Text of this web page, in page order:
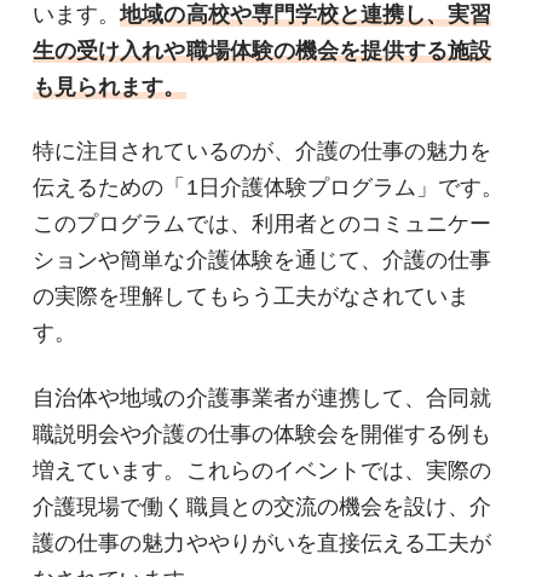
います。地域の高校や専門学校と連携し、実習
生の受け入れや職場体験の機会を提供する施設
も見られます。
特に注目されているのが、介護の仕事の魅力を
伝えるための「1日介護体験プログラム」です。
このプログラムでは、利用者とのコミュニケー
ションや簡単な介護体験を通じて、介護の仕事
の実際を理解してもらう工夫がなされていま
す。
自治体や地域の介護事業者が連携して、合同就
職説明会や介護の仕事の体験会を開催する例も
増えています。これらのイベントでは、実際の
介護現場で働く職員との交流の機会を設け、介
護の仕事の魅力ややりがいを直接伝える工夫が